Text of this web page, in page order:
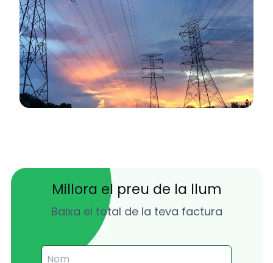
Millora el preu de la llum
Baixa el total de la teva factura